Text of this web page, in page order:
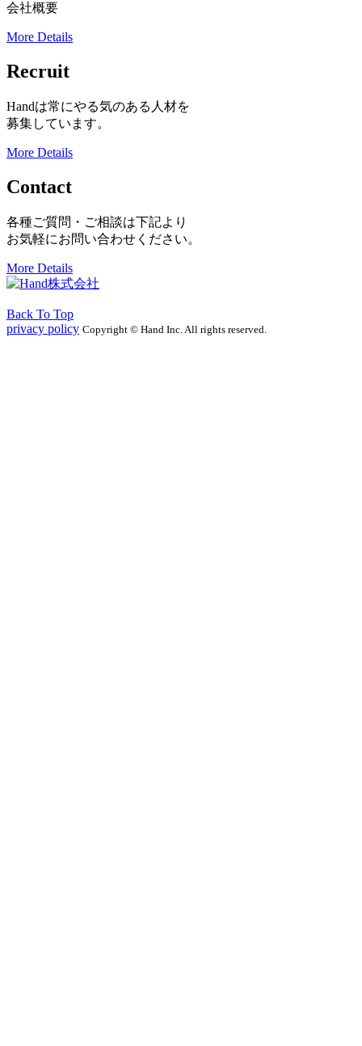
会社概要
More Details
Recruit
Handは常にやる気のある人材を
募集しています。
More Details
Contact
各種ご質問・ご相談は下記より
お気軽にお問い合わせください。
More Details
Back To Top
privacy policy Copyright © Hand Inc. All rights reserved.